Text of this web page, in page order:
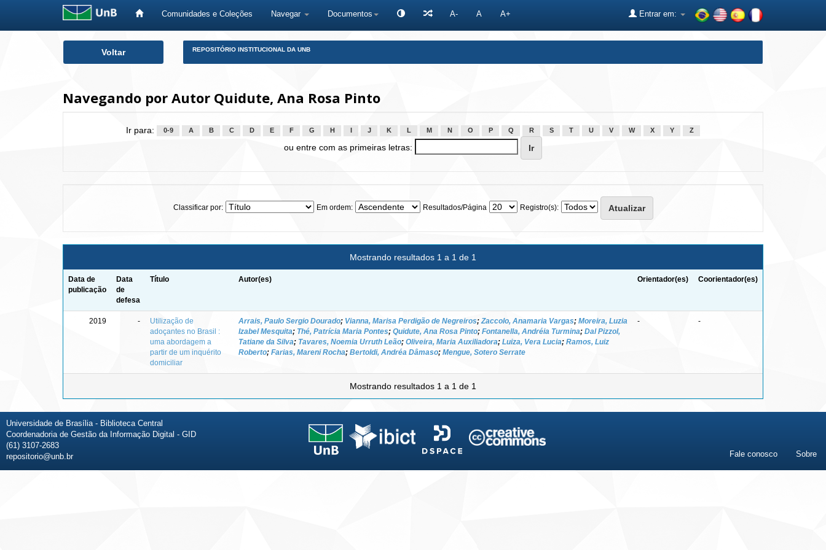
Comunidades e Coleções Navegar Documentos A- A A+ Entrar em:
Voltar REPOSITÓRIO INSTITUCIONAL DA UNB
Navegando por Autor Quidute, Ana Rosa Pinto
Ir para: 0-9 A B C D E F G H J K L M N O P Q R S T U V W X Y Z
ou entre com as primeiras letras:
Classificar por: Em ordem: Resultados/Página Registro(s):
Mostrando resultados 1 a 1 de 1
Data de
publicação
Data
de
defesa
Título Autor(es) Orientador(es) Coorientador(es)
2019 -
Utilização de
adoçantes no Brasil :
uma abordagem a
partir de um inquérito
domiciliar
Arrais, Paulo Sergio Dourado; Vianna, Marisa Perdigão de Negreiros; Zaccolo, Anamaria Vargas; Moreira, Luzia
Izabel Mesquita; Thé, Patrícia Maria Pontes; Quidute, Ana Rosa Pinto; Fontanella, Andréia Turmina; Dal Pizzol,
Tatiane da Silva; Tavares, Noemia Urruth Leão; Oliveira, Maria Auxiliadora; Luiza, Vera Lucia; Ramos, Luiz
Roberto; Farias, Mareni Rocha; Bertoldi, Andréa Dâmaso; Mengue, Sotero Serrate
- -
Mostrando resultados 1 a 1 de 1
Universidade de Brasília - Biblioteca Central
Coordenadoria de Gestão da Informação Digital - GID
(61) 3107-2683
repositorio@unb.br
Fale conosco Sobre